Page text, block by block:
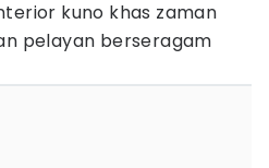
kuno khas zaman
pelayan berseragam